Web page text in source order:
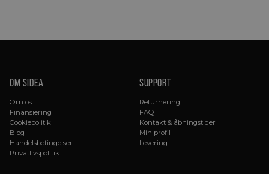
Om sidea
Om os
Finansiering
Cookiepolitik
Blog
Handelsbetingelser
Privatlivspolitik
Support
Returnering
FAQ
Kontakt & åbningstider
Min profil
Levering